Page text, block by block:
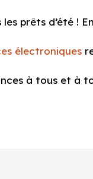
les prêts d’été !
électroniques
à tous et à